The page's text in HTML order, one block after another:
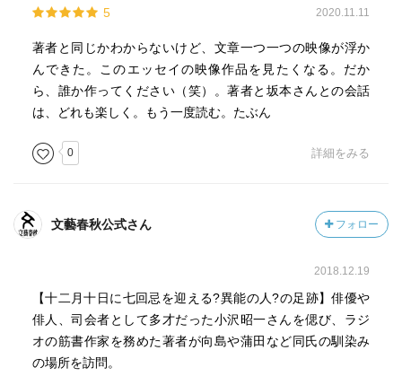
5 2020.11.11
著者と同じかわからないけど、文章一つ一つの映像が浮か
んできた。このエッセイの映像作品を見たくなる。だか
ら、誰か作ってください（笑）。著者と坂本さんとの会話
は、どれも楽しく。もう一度読む。たぶん
0 詳細をみる
文藝春秋公式さん フォロー
2018.12.19
【十二月十日に七回忌を迎える?異能の人?の足跡】俳優や
俳人、司会者として多才だった小沢昭一さんを偲び、ラジ
オの筋書作家を務めた著者が向島や蒲田など同氏の馴染み
の場所を訪問。